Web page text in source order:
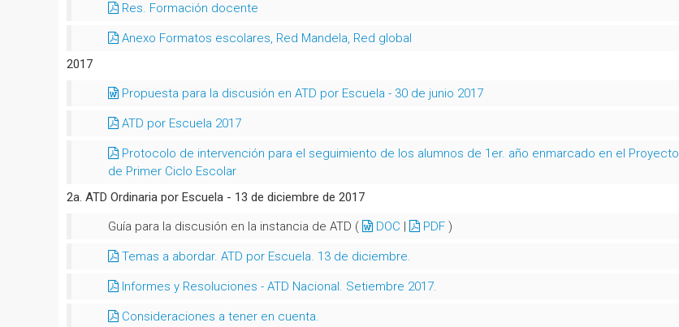
Res. Formación docente
Anexo Formatos escolares, Red Mandela, Red global
2017
Propuesta para la discusión en ATD por Escuela - 30 de junio 2017
ATD por Escuela 2017
Protocolo de intervención para el seguimiento de los alumnos de 1er. año enmarcado en el Proyecto
de Primer Ciclo Escolar
2a. ATD Ordinaria por Escuela - 13 de diciembre de 2017
Guía para la discusión en la instancia de ATD (
DOC | PDF )
Temas a abordar. ATD por Escuela. 13 de diciembre.
Informes y Resoluciones - ATD Nacional. Setiembre 2017.
Consideraciones a tener en cuenta.